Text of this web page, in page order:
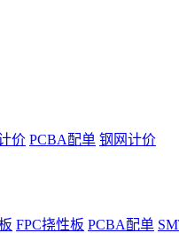
价 PCBA配单 钢网计价
FPC挠性板 PCBA配单